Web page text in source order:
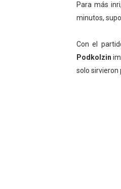
Para más
minutos,
Con el
Podkolzin
solo sirvieron